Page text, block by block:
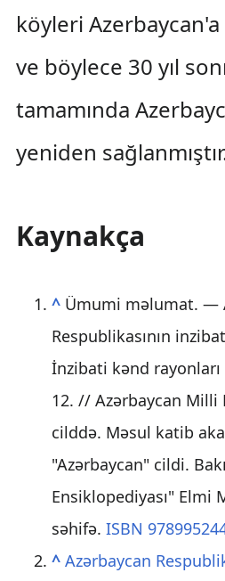
köyleri
ve böylece 30 yıl
tamamında
yeniden
Kaynakça
^ Ümumi məlumat. —
Respublikasının
İnzibati kənd rayonları
12. // Azərbaycan Milli
cilddə. Məsul katib
"Azərbaycan" cildi.
Ensiklopediyası" Elmi
səhifə. ISBN
^ Azərbaycan